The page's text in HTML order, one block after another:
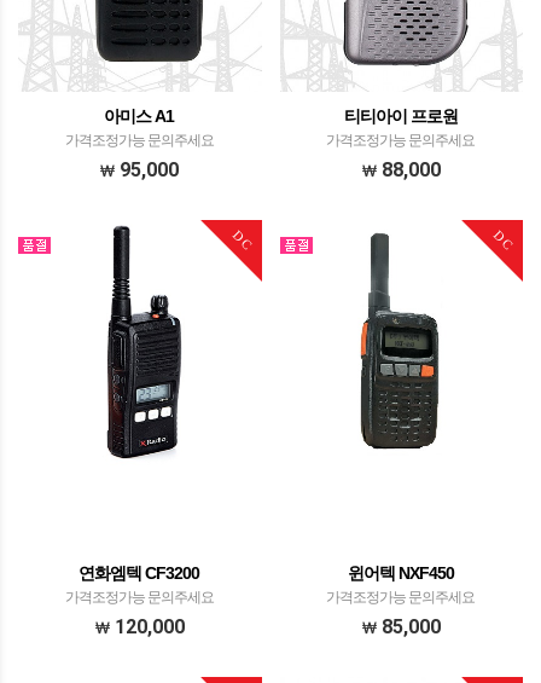
아미스 A1
가격조정가능 문의주세요
95,000
티티아이 프로원
가격조정가능 문의주세요
88,000
DC
연화엠텍 CF3200
가격조정가능 문의주세요
120,000
DC
윈어텍 NXF450
가격조정가능 문의주세요
85,000